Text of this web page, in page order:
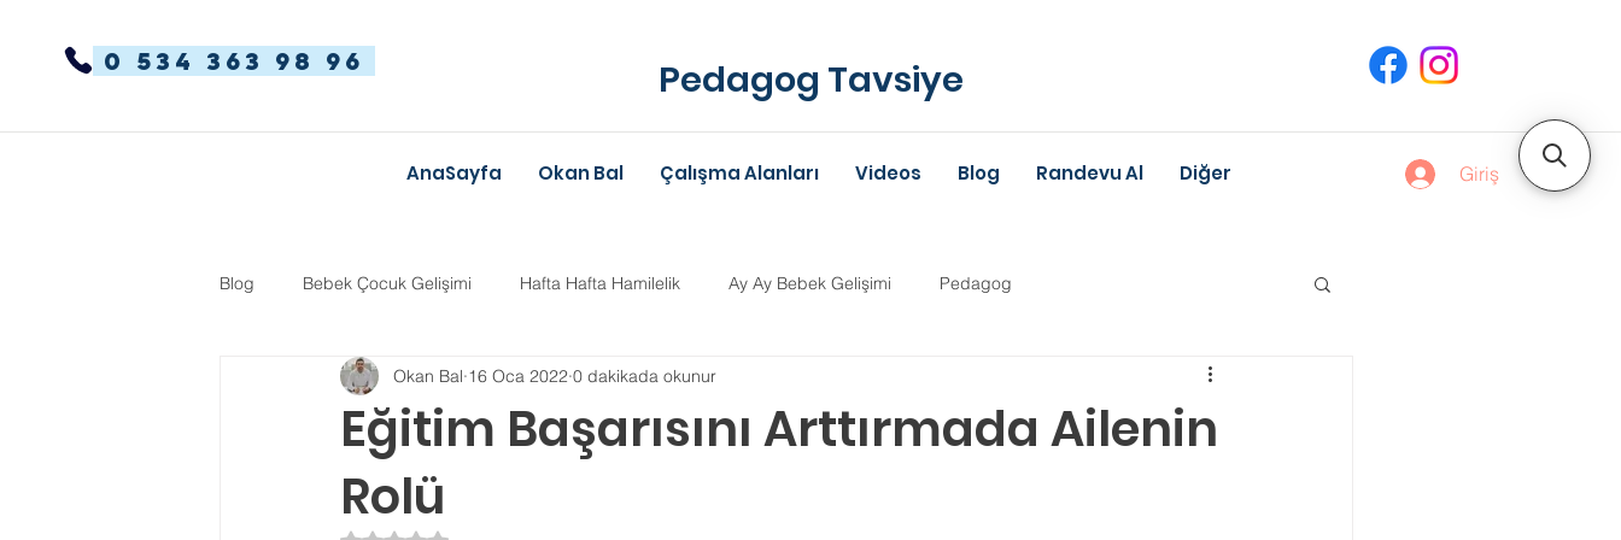
0 534 363 98 96 Pedagog Tavsiye
AnaSayfa Okan Bal Çalışma Alanları Videos Blog Randevu Al Diğer Giriş
Blog Bebek Çocuk Gelişimi Hafta Hafta Hamilelik Ay Ay Bebek Gelişimi Pedagog
Dikkat Dağınıklığı Hiperaktivite Anne-Baba Eğitimi
Kekemelik TYT-AYT
Eğitim Başarısını Arttırmada Ailenin
Rolü
Okan Bal 16 Oca 2022 0 dakikada okunur